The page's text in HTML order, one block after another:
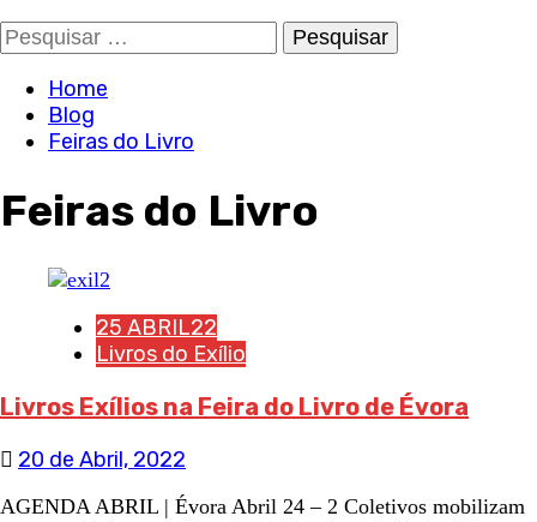
Pesquisar
por:
Home
Blog
Feiras do Livro
Feiras do Livro
25 ABRIL22
Livros do Exílio
Livros Exílios na Feira do Livro de Évora
20 de Abril, 2022
AGENDA ABRIL | Évora Abril 24 – 2 Coletivos mobilizam